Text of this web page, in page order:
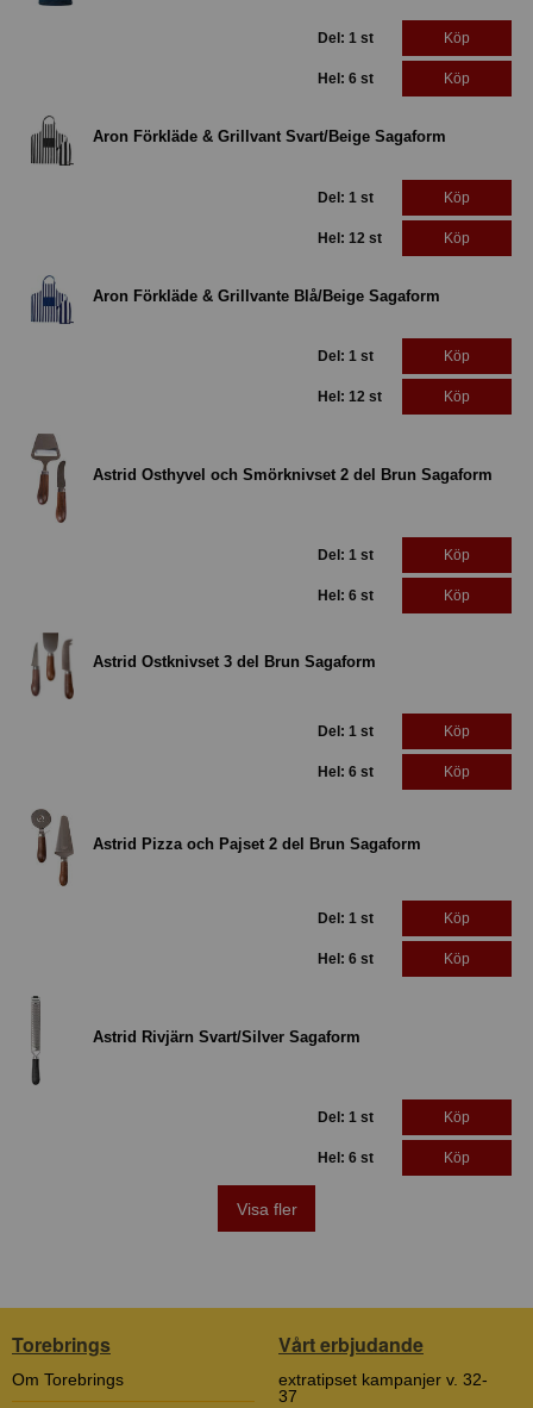
Del: 1 st Köp
Hel: 6 st Köp
Aron Förkläde & Grillvant Svart/Beige Sagaform
Del: 1 st Köp
Hel: 12 st Köp
Aron Förkläde & Grillvante Blå/Beige Sagaform
Del: 1 st Köp
Hel: 12 st Köp
Astrid Osthyvel och Smörknivset 2 del Brun Sagaform
Del: 1 st Köp
Hel: 6 st Köp
Astrid Ostknivset 3 del Brun Sagaform
Del: 1 st Köp
Hel: 6 st Köp
Astrid Pizza och Pajset 2 del Brun Sagaform
Del: 1 st Köp
Hel: 6 st Köp
Astrid Rivjärn Svart/Silver Sagaform
Del: 1 st Köp
Hel: 6 st Köp
Visa fler
Torebrings
Om Torebrings
Vårt erbjudande
extratipset kampanjer v. 32-
37